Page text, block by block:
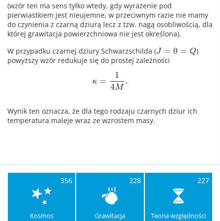
(wzór ten ma sens tylko wtedy, gdy wyrażenie pod
pierwiastkiem jest nieujemne, w przeciwnym razie nie mamy
do czynienia z czarną dziurą lecz z tzw. nagą osobliwością, dla
której grawitacja powierzchniowa nie jest określona).
W przypadku czarnej dziury Schwarzschilda (J = 0 = Q)
powyższy wzór redukuje się do prostej zależności
κ =
1
4M
.
Wynik ten oznacza, że dla tego rodzaju czarnych dziur ich
temperatura maleje wraz ze wzrostem masy.
356
Kosmos
228
Grawitacja
227
Teoria względności